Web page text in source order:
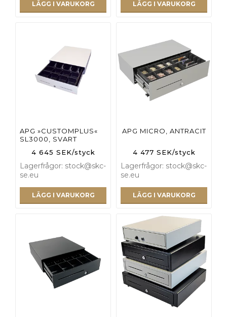
LÄGG I VARUKORG LÄGG I VARUKORG
APG »CUSTOMPLUS«
SL3000, SVART
4 645 SEK/styck
Lagerfrågor: stock@skc-
se.eu
LÄGG I VARUKORG
APG MICRO, ANTRACIT
4 477 SEK/styck
Lagerfrågor: stock@skc-
se.eu
LÄGG I VARUKORG